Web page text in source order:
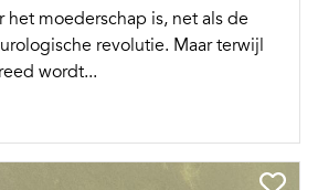
het moederschap is, net als de
revolutie. Maar terwijl
wordt...